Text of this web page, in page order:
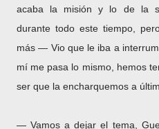
acaba la misión y lo de la
durante todo este tiempo,
más ― Vio que le iba a
mí me pasa lo mismo, hemos
ser que la encharquemos a
― Vamos a dejar el tema,